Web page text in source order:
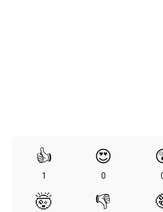
👍
1
😍
0
🤯 👎